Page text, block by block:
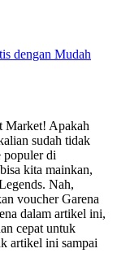
dengan Mudah
Market! Apakah
sudah tidak
populer di
kita mainkan,
Nah,
voucher Garena
dalam artikel ini,
cepat untuk
artikel ini sampai